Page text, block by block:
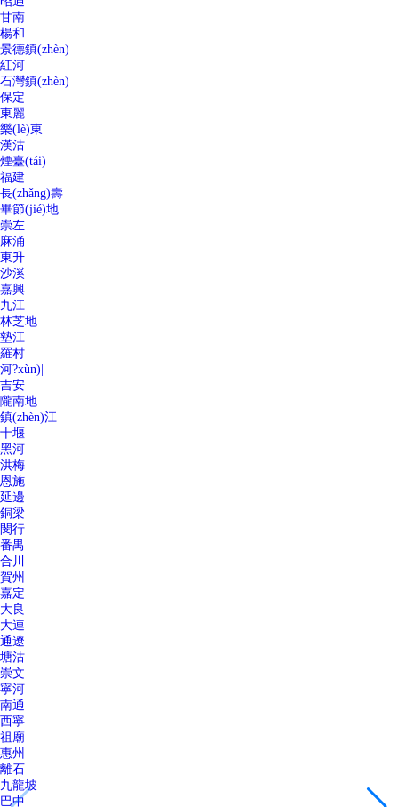
甘南
楊和
景德鎮(zhèn)
紅河
石灣鎮(zhèn)
保定
東麗
樂(lè)東
漢沽
煙臺(tái)
福建
長(zhǎng)壽
畢節(jié)地
崇左
麻涌
東升
沙溪
嘉興
九江
林芝地
墊江
羅村
河?xùn)|
吉安
隴南地
鎮(zhèn)江
十堰
黑河
洪梅
恩施
延邊
銅梁
閔行
番禺
合川
賀州
嘉定
大良
大連
通遼
塘沽
崇文
寧河
南通
西寧
祖廟
惠州
離石
九龍坡
巴中